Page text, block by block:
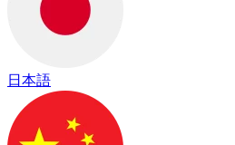
日本語